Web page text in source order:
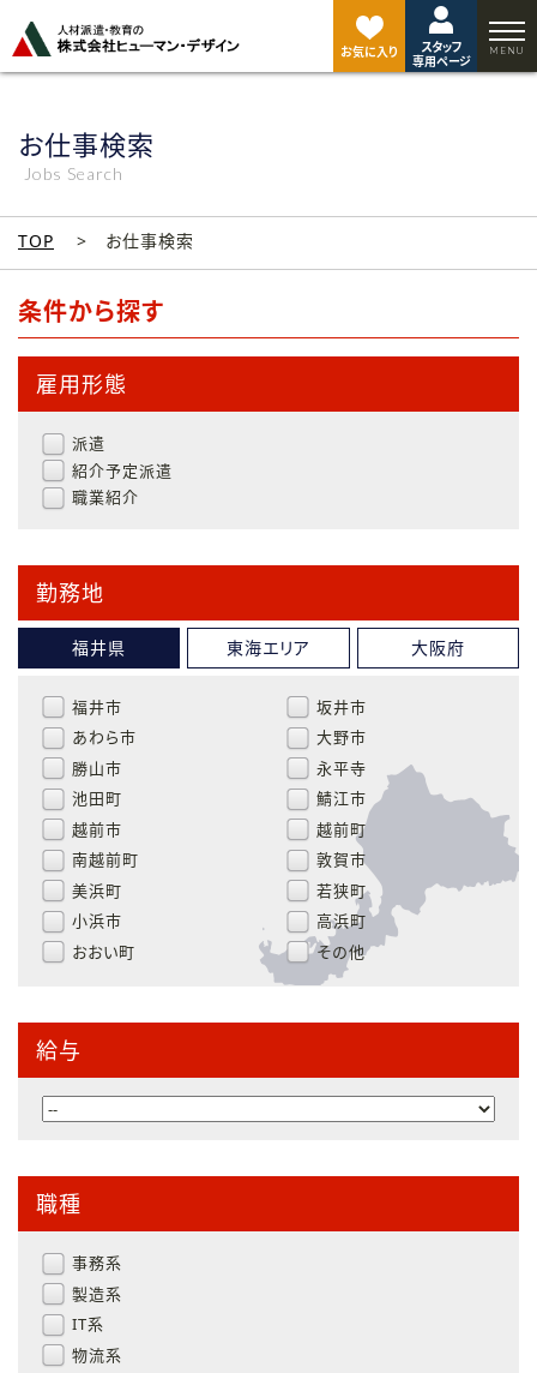
お気に入り
スタッフ
専用ページ
お仕事検索
Jobs Search
TOP お仕事検索
条件から探す
雇用形態
派遣
紹介予定派遣
職業紹介
勤務地
福井県 東海エリア 大阪府
福井市
坂井市
あわら市
大野市
勝山市
永平寺
池田町
鯖江市
越前市
越前町
南越前町
敦賀市
美浜町
若狭町
小浜市
高浜町
おおい町
その他
給与
職種
事務系
製造系
IT系
物流系
ジ
ト